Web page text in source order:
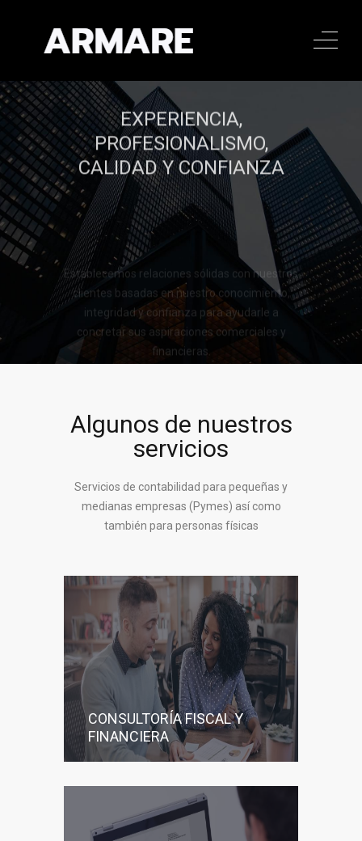
Llamar al 322 779 9188
CONTACTAR
EXPERIENCIA,
PROFESIONALISMO,
CALIDAD Y CONFIANZA
Establecemos relaciones sólidas con nuestros
clientes basadas en nuestro conocimiento,
integridad y confianza para ayudarle a
concretar sus aspiraciones comerciales y
Llamar al 322 779 9188
CONTACTAR
Algunos de nuestros
servicios
Servicios de contabilidad para pequeñas y
medianas empresas (Pymes) así como
también para personas físicas
CONSULTORÍA FISCAL Y
FINANCIERA